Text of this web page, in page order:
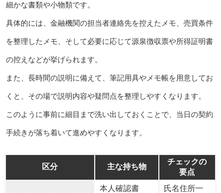
細かな書類や小物類です。
具体的には、金融機関の担当者連絡先を控えたメモ、売買条件
を整理したメモ、そして必要に応じて源泉徴収票や所得証明書
の控えなどが挙げられます。
また、長時間の説明に備えて、筆記用具やメモ帳を用意してお
くと、その場で説明内容や疑問点を整理しやすくなります。
このように事前に細目まで洗い出しておくことで、当日の契約
手続きが落ち着いて進めやすくなります。
区分 主な持ち物
チェックの
要点
本人確認書
氏名住所一